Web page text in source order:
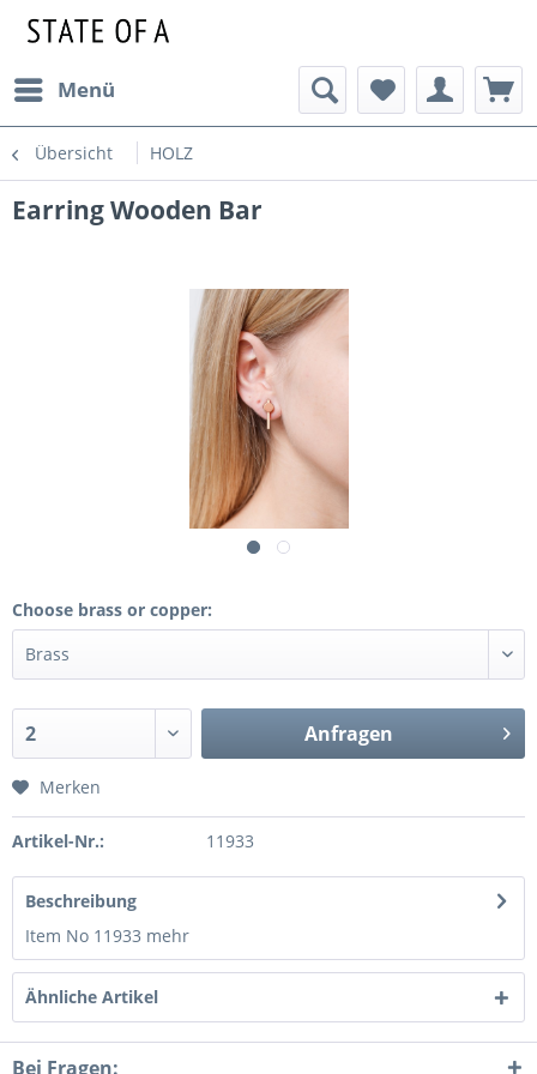
Menü
Übersicht HOLZ
Earring Wooden Bar
Choose brass or copper:
Anfragen
Merken
Artikel-Nr.: 11933
Beschreibung
Item No 11933 mehr
Ähnliche Artikel
Bei Fragen: